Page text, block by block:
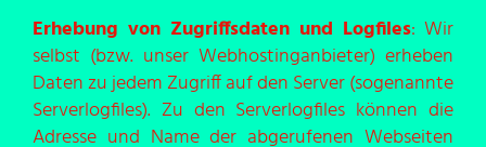
Erhebung von Zugriffsdaten und Logfiles: Wir
selbst (bzw. unser Webhostinganbieter) erheben
Daten zu jedem Zugriff auf den Server (sogenannte
Serverlogfiles). Zu den Serverlogfiles können die
Adresse und Name der abgerufenen Webseiten